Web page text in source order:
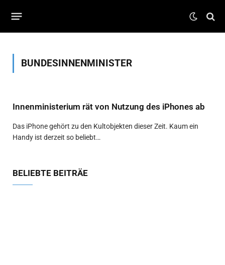
BUNDESINNENMINISTER
Innenministerium rät von Nutzung des iPhones ab
Das iPhone gehört zu den Kultobjekten dieser Zeit. Kaum ein
Handy ist derzeit so beliebt…
BELIEBTE BEITRÄE